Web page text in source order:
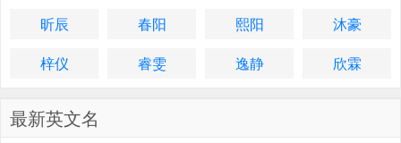
昕辰
春阳 熙阳
沐豪
梓仪
睿雯 逸静 欣霖
最新英文名